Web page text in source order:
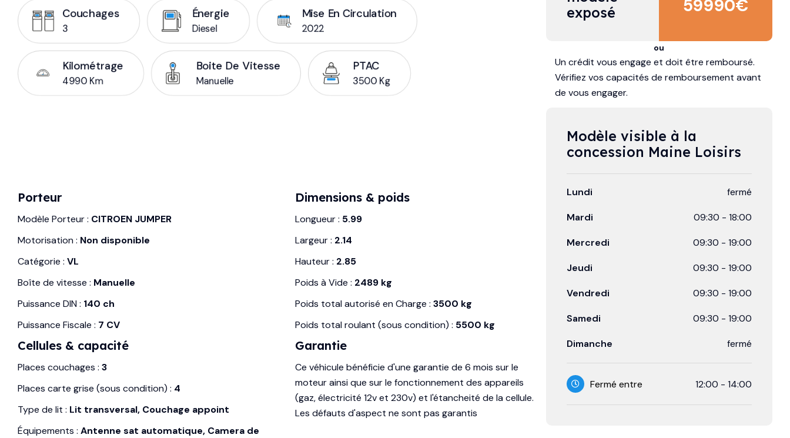
Couchages
3
Énergie
Diesel
Mise En Circulation
2022
Kilométrage
4990 Km
Boite De Vitesse
Manuelle
PTAC
3500 Kg
Porteur
Modèle Porteur : CITROEN JUMPER
Motorisation : Non disponible
Catégorie : VL
Boîte de vitesse : Manuelle
Puissance DIN : 140 ch
Puissance Fiscale : 7 CV
Dimensions & poids
Longueur : 5.99
Largeur : 2.14
Hauteur : 2.85
Poids à Vide : 2489 kg
Poids total autorisé en Charge :3500 kg
Poids total roulant (sous condition) : 5500 kg
Cellules & capacité
Places couchages : 3
Places carte grise (sous condition) : 4
Type de lit : Lit transversal, Couchage appoint
Équipements : Antenne sat automatique, Camera de
Garantie
Ce véhicule bénéficie d'une garantie de 6 mois sur le
moteur ainsi que sur le fonctionnement des appareils
(gaz, électricité 12v et 230v) et l'étancheité de la cellule.
Les défauts d'aspect ne sont pas garantis
exposé
59990€
ou
Un crédit vous engage et doit être remboursé.
Vérifiez vos capacités de remboursement avant
de vous engager.
Modèle visible à la
concession Maine Loisirs
Lundi fermé
Mardi 09:30 - 18:00
Mercredi 09:30 - 19:00
Jeudi 09:30 - 19:00
Vendredi 09:30 - 19:00
Samedi 09:30 - 19:00
Dimanche fermé
Fermé entre 12:00 - 14:00